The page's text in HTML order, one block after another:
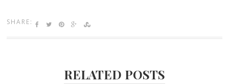
SHARE:
RELATED POSTS